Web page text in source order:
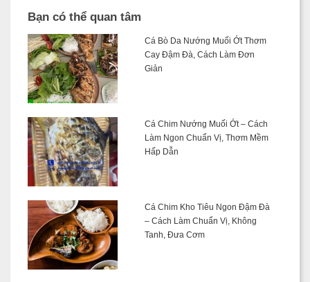
Bạn có thể quan tâm
Cá Bò Da Nướng Muối Ớt Thơm
Cay Đậm Đà, Cách Làm Đơn
Giản
Cá Chim Nướng Muối Ớt – Cách
Làm Ngon Chuẩn Vị, Thơm Mềm
Hấp Dẫn
Cá Chim Kho Tiêu Ngon Đậm Đà
– Cách Làm Chuẩn Vị, Không
Tanh, Đưa Cơm